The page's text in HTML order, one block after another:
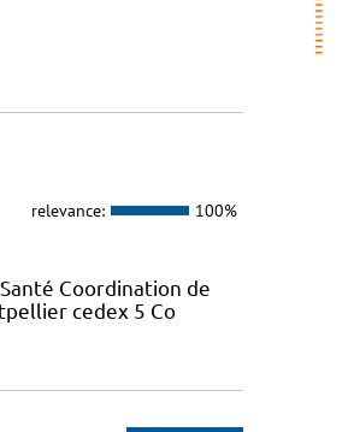
relevance: 100%
Coordination de
cedex 5 Co